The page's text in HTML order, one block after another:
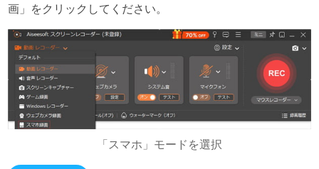
画」をクリックしてください。
「スマホ」モードを選択